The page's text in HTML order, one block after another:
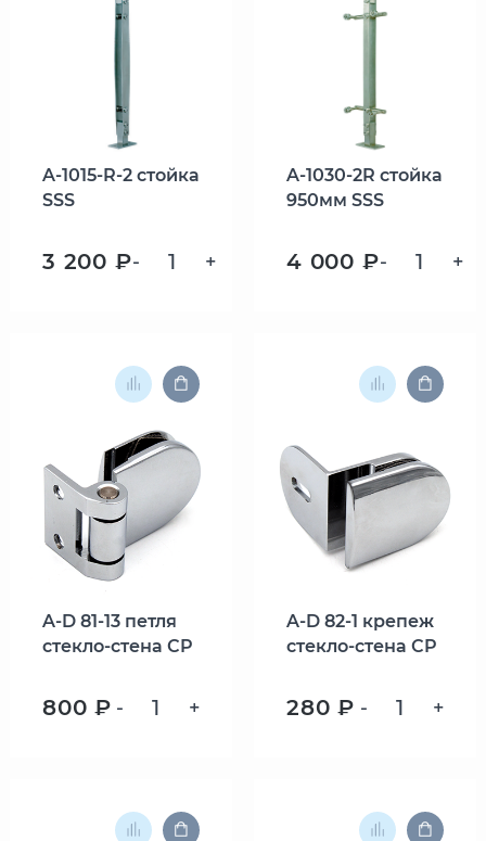
A-1015-R-2 стойка
SSS
3 200 ₽- +
A-1030-2R стойка
950мм SSS
4 000 ₽- +
A-D 81-13 петля
стекло-стена СP
800 ₽ - +
A-D 82-1 крепеж
стекло-стена СP
280 ₽ - +